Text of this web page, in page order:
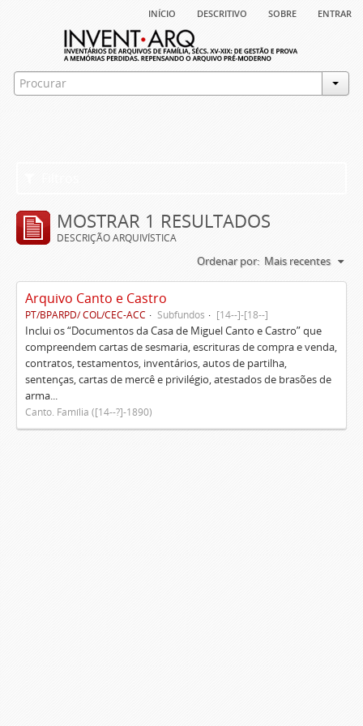
início descritivo sobre entrar
MOSTRAR 1 RESULTADOS
DESCRIÇÃO ARQUIVÍSTICA
Ordenar por: Mais recentes
Arquivo Canto e Castro
PT/BPARPD/ COL/CEC-ACC Subfundos [14--]-[18--]
Inclui os “Documentos da Casa de Miguel Canto e Castro” que
compreendem cartas de sesmaria, escrituras de compra e venda,
contratos, testamentos, inventários, autos de partilha,
sentenças, cartas de mercê e privilégio, atestados de brasões de
arma...
Canto. Família ([14--?]-1890)